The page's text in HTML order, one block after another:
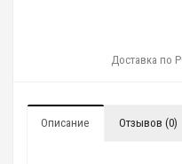
Доставка по
Описание Отзывов (0)